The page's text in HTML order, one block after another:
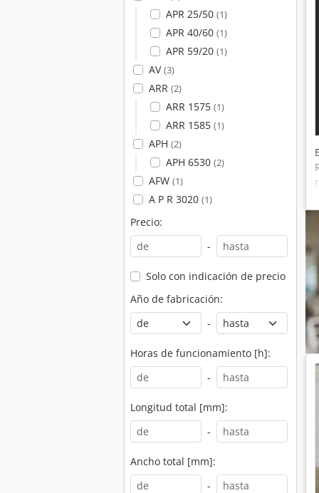
APR 25/50 (1)
APR 40/60 (1)
APR 59/20 (1)
AV(3)
ARR (2)
ARR 1575 (1)
ARR 1585 (1)
APH (2)
APH 6530 (2)
AFW (1)
A P R 3020 (1)
Precio:
-
Solo con indicación de precio
Año de fabricación:
-
Horas de funcionamiento [h]:
-
Longitud total [mm]:
-
Ancho total [mm]:
-